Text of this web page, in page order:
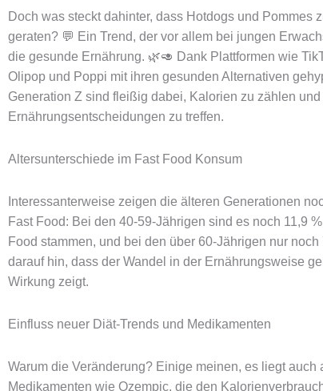
Doch was steckt dahinter, dass Hotdogs und Pommes
geraten? 💬 Ein Trend, der vor allem bei jungen
die gesunde Ernährung. 🌿🥑 Dank Plattformen wie
Olipop und Poppi mit ihren gesunden Alternativen
Generation Z sind fleißig dabei, Kalorien zu zählen
Ernährungsentscheidungen zu treffen.
Altersunterschiede im Fast Food Konsum
Interessanterweise zeigen die älteren Generationen
Fast Food: Bei den 40-59-Jährigen sind es noch 11,9
Food stammen, und bei den über 60-Jährigen nur
darauf hin, dass der Wandel in der Ernährungsweise
Wirkung zeigt.
Einfluss neuer Diät-Trends und Medikamenten
Warum die Veränderung? Einige meinen, es liegt auch
Medikamenten wie Ozempic, die den